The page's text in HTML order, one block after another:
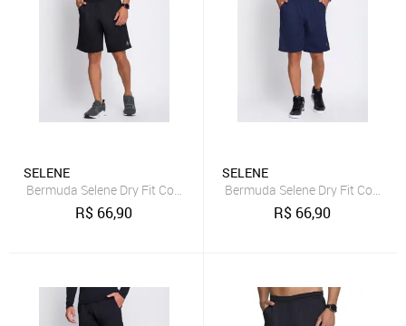
SELENE
Bermuda Selene Dry Fit Com Bolso 25110.002
R$ 66,90
SELENE
Bermuda Selene Dry Fit Com
R$ 66,90